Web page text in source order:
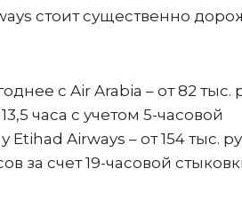
стоит существенно
с Air Arabia – от 82 тыс.
часа с учетом 5-часовой
Airways – от 154 тыс.
за счет 19-часовой